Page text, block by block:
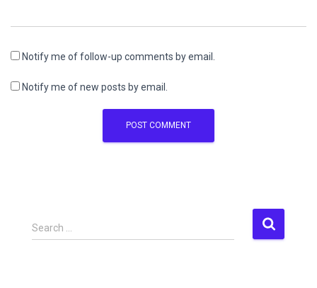
Notify me of follow-up comments by email.
Notify me of new posts by email.
S
e
Search …